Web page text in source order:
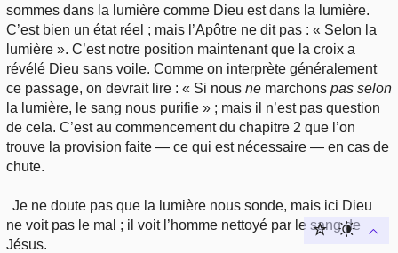
sommes dans la lumière comme Dieu est dans la lumière.
C’est bien un état réel ; mais l’Apôtre ne dit pas : « Selon la
lumière ». C’est notre position maintenant que la croix a
révélé Dieu sans voile. Comme on interprète généralement
ce passage, on devrait lire : « Si nous ne marchons pas selon
la lumière, le sang nous purifie » ; mais il n’est pas question
de cela. C’est au commencement du chapitre 2 que l’on
trouve la provision faite — ce qui est nécessaire — en cas de
chute.
Je ne doute pas que la lumière nous sonde, mais ici Dieu
ne voit pas le mal ; il voit l’homme nettoyé par le sang de
Jésus.